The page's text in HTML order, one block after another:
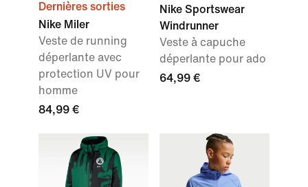
Dernières sorties
Nike Miler
Veste de running
déperlante avec
protection UV pour
homme
84,99 €
Nike Sportswear
Windrunner
Veste à capuche
déperlante pour ado
64,99 €